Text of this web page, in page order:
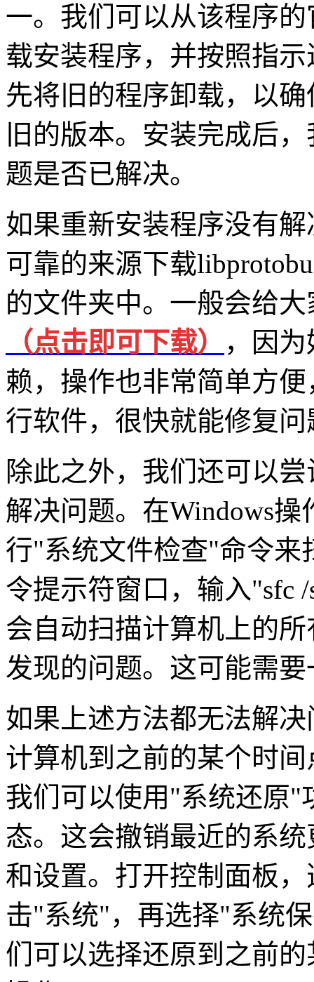
一。我们可以从该程序
载安装程序，并按照指
先将旧的程序卸载，以
旧的版本。安装完成后
题是否已解决。
如果重新安装程序没有
可靠的来源下载
的文件夹中。一般会给
（点击即可下载）
，因
赖，操作也非常简单方
行软件，很快就能修复问
除此之外，我们还可以
解决问题。在Windows
行"系统文件检查"命令来
令提示符窗口，输入"sfc
会自动扫描计算机上的
发现的问题。这可能需
如果上述方法都无法解
计算机到之前的某个时
我们可以使用"系统还原"
态。这会撤销最近的系
和设置。打开控制面板
击"系统"，再选择"系统
们可以选择还原到之前